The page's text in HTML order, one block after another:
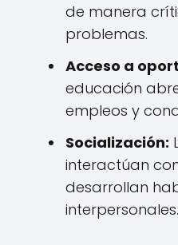
de manera
problemas.
Acceso a
educación
empleos y
Socialización:
interactúan
desarrollan
interpersonales.